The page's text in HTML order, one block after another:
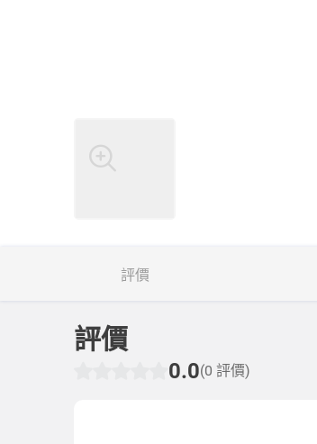
評價
評價
0.0(0 評價)